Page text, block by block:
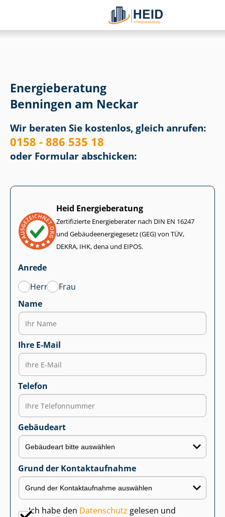
Energieberatung
Benningen am Neckar
Wir beraten Sie kostenlos, gleich anrufen:
0158 - 886 535 18
oder Formular abschicken:
Heid Energieberatung
Zertifizierte Energieberater nach DIN EN 16247
und Ge­bäu­de­en­er­gie­ge­setz (GEG) von TÜV,
DEKRA, IHK, dena und EIPOS.
Anrede
Herr
Frau
Name
Ihre E-Mail
Telefon
Gebäudeart
Grund der Kontaktaufnahme
Ich habe den Datenschutz gelesen und